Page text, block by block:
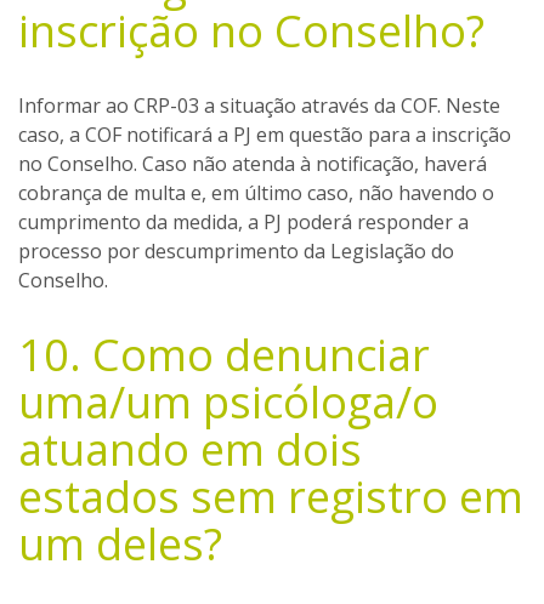
inscrição no Conselho?
Informar ao CRP-03 a situação através da COF. Neste
caso, a COF notificará a PJ em questão para a inscrição
no Conselho. Caso não atenda à notificação, haverá
cobrança de multa e, em último caso, não havendo o
cumprimento da medida, a PJ poderá responder a
processo por descumprimento da Legislação do
Conselho.
10. Como denunciar
uma/um psicóloga/o
atuando em dois
estados sem registro em
um deles?